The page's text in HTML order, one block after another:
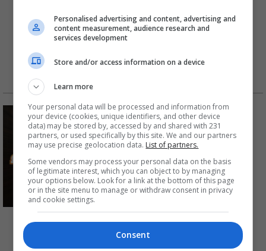
اليومية
الأسبوعية
الشهرية
السنوية
الخصائص
برجك بالفيديو
العذراء من ٨ الى ١٤ آب ٢٠٢٦
06 آب
Personalised advertising and content, advertising and
content measurement, audience research and
services development
Store and/or access information on a device
Learn more
Your personal data will be processed and information from
your device (cookies, unique identifiers, and other device
data) may be stored by, accessed by and shared with 231
partners, or used specifically by this site. We and our partners
may use precise geolocation data. List of partners.
Some vendors may process your personal data on the basis
of legitimate interest, which you can object to by managing
your options below. Look for a link at the bottom of this page
or in the site menu to manage or withdraw consent in privacy
and cookie settings.
Consent